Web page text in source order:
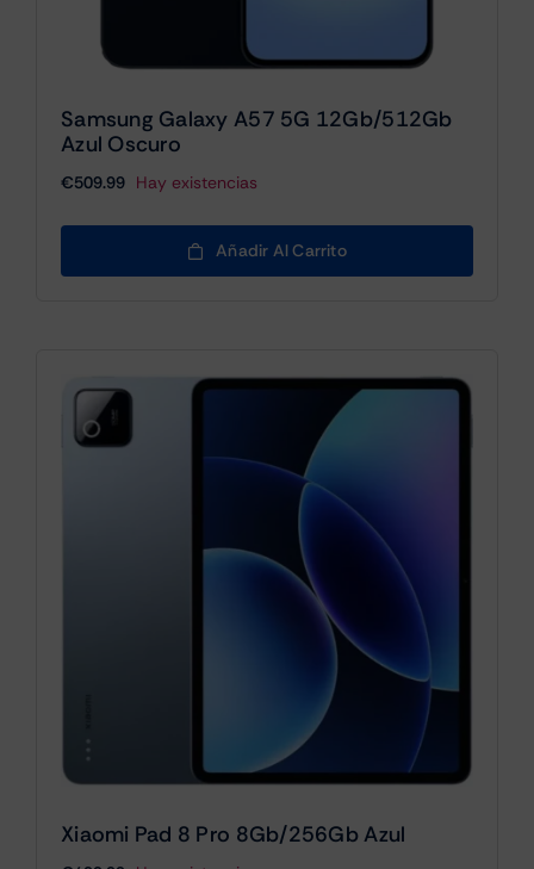
Samsung Galaxy A57 5G 12Gb/512Gb
Azul Oscuro
€509.99 Hay existencias
Añadir Al Carrito
Xiaomi Pad 8 Pro 8Gb/256Gb Azul